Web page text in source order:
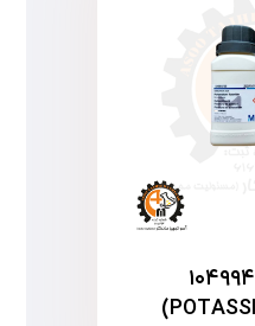
پتاسیم فلوراید ۱۰۴۹۹۴